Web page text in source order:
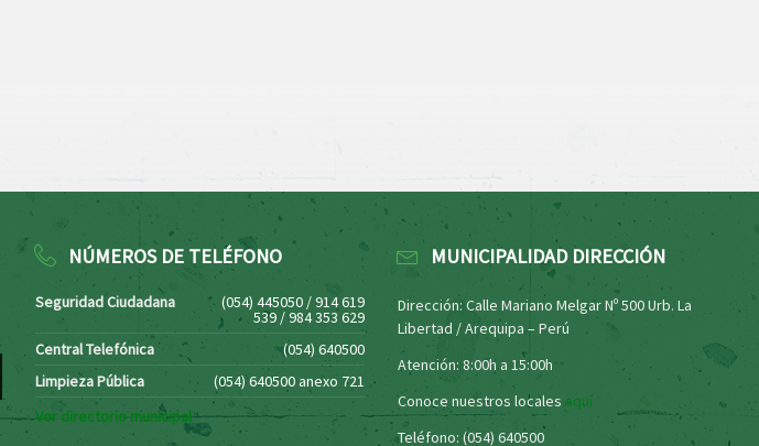
NÚMEROS DE TELÉFONO
Seguridad Ciudadana (054) 445050 / 914 619
539 / 984 353 629
Central Telefónica
(054) 640500
Limpieza Pública
(054) 640500 anexo 721
Ver directorio municipal
MUNICIPALIDAD DIRECCIÓN
Dirección: Calle Mariano Melgar Nº 500 Urb. La
Libertad / Arequipa – Perú
Atención: 8:00h a 15:00h
Conoce nuestros locales aquí
Teléfono: (054) 640500